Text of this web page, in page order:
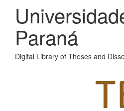
Paraná
Digital Library of Theses and